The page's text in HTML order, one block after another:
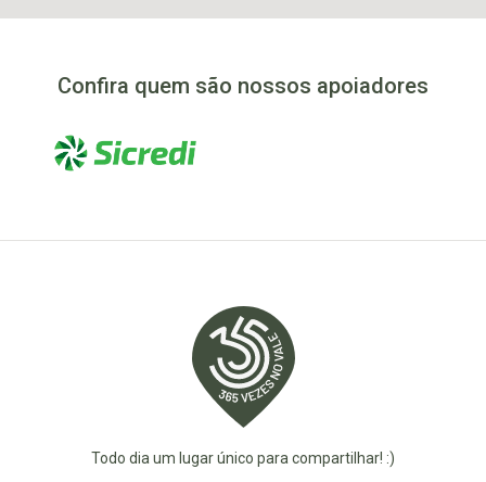
Confira quem são nossos apoiadores
Todo dia um lugar único para compartilhar! :)